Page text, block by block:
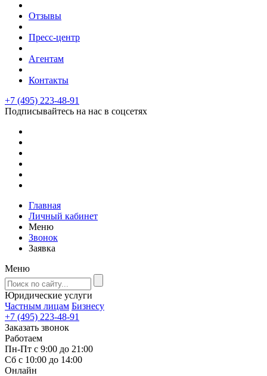
Отзывы
Пресс-центр
Агентам
Контакты
+7 (495) 223-48-91
Подписывайтесь на нас в соцсетях
Главная
Личный кабинет
Меню
Звонок
Заявка
Меню
Юридические услуги
Частным лицам Бизнесу
+7 (495) 223-48-91
Заказать звонок
Работаем
Пн-Пт с 9:00 до 21:00
Сб с 10:00 до 14:00
Онлайн